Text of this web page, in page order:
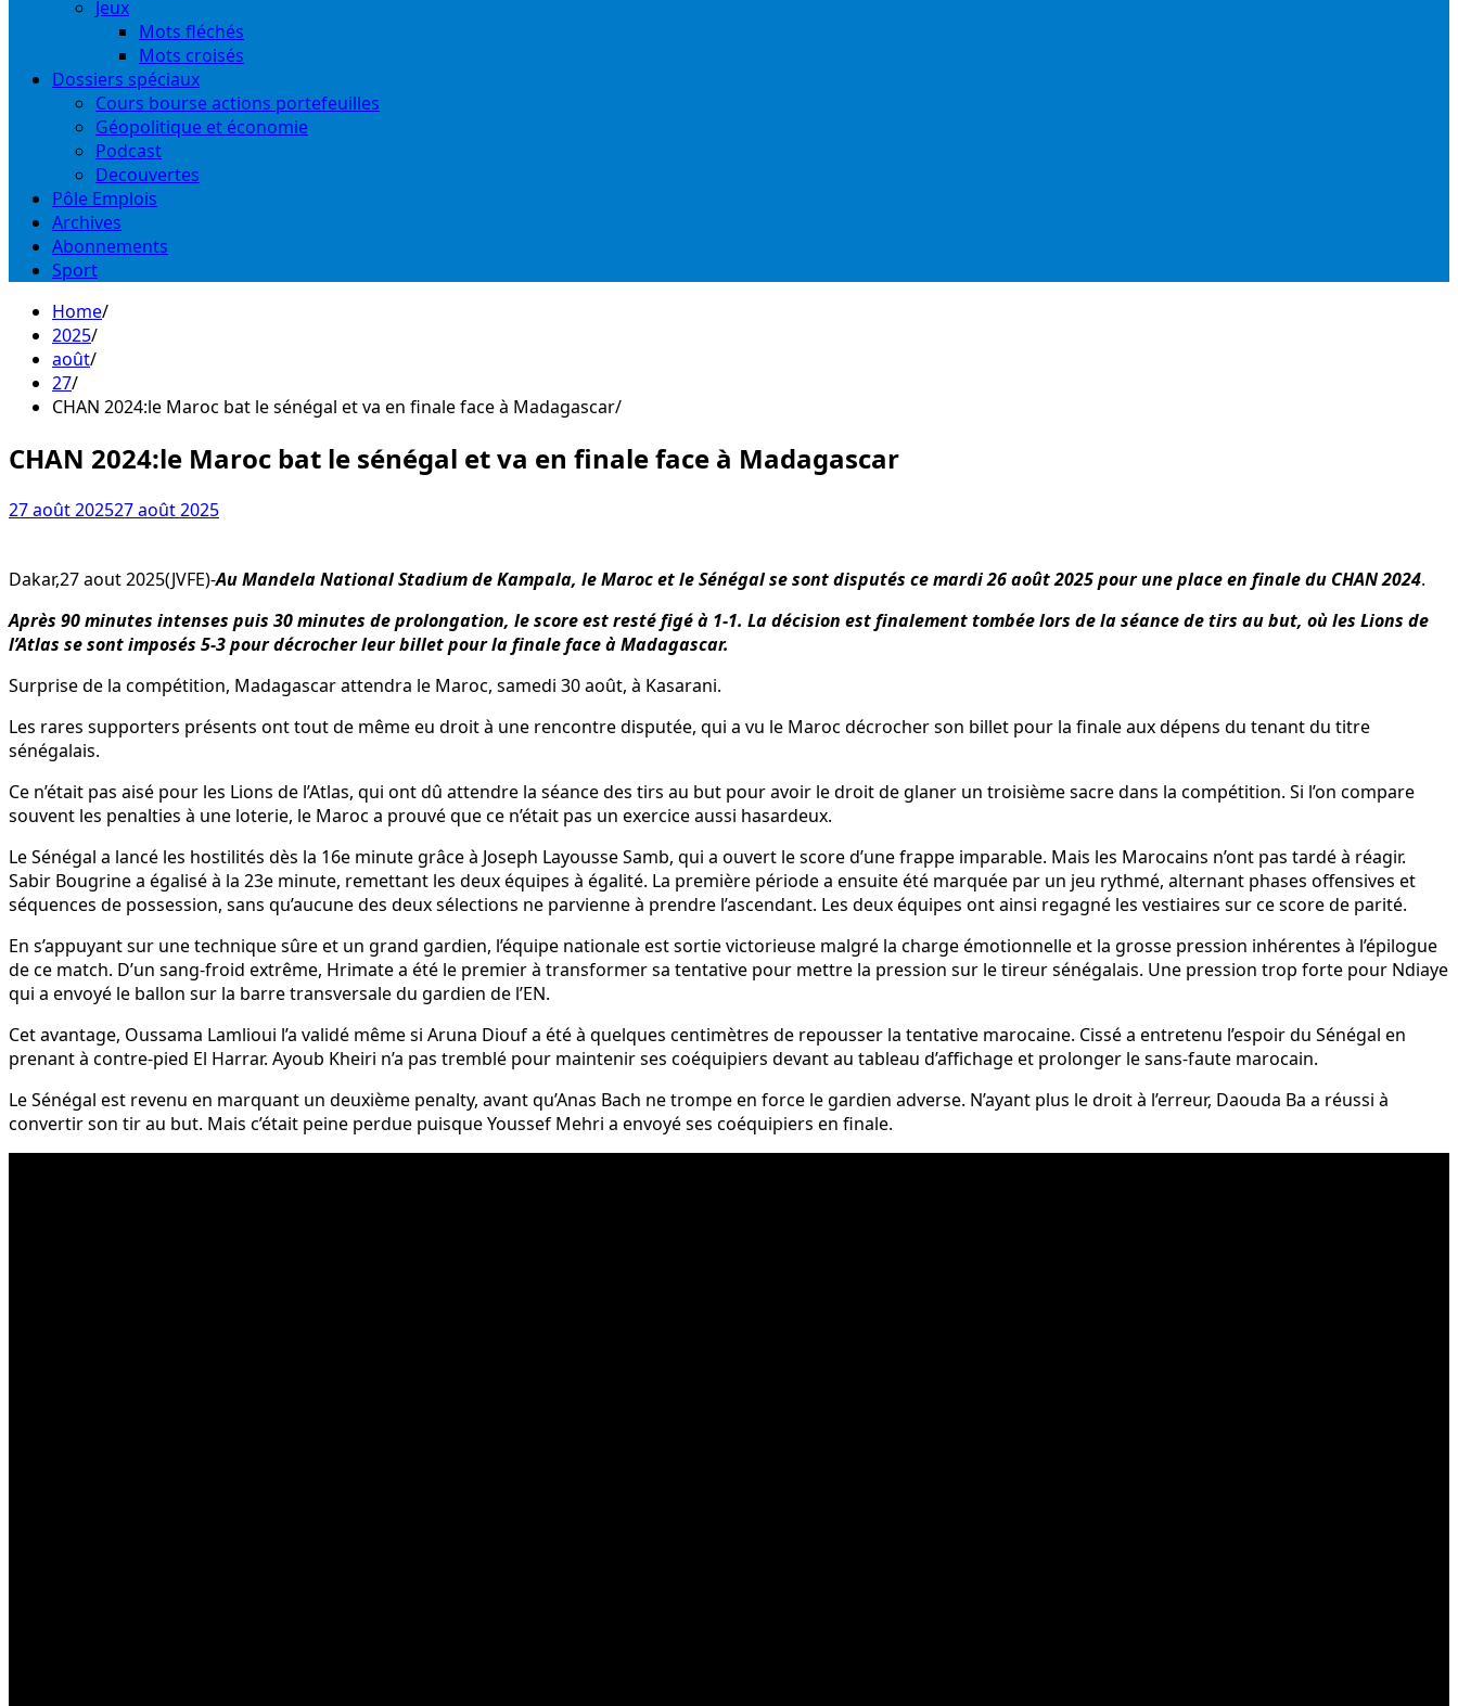
Jeux
Mots fléchés
Mots croisés
Dossiers spéciaux
Cours bourse actions portefeuilles
Géopolitique et économie
Podcast
Decouvertes
Pôle Emplois
Archives
Abonnements
Sport
Home
2025
août
27
CHAN 2024:le Maroc bat le sénégal et va en finale face à Madagascar
CHAN 2024:le Maroc bat le sénégal et va en finale face à Madagascar
27 août 202527 août 2025
Dakar,27 aout 2025(JVFE)-Au Mandela National Stadium de Kampala, le Maroc et le Sénégal se sont disputés ce mardi 26 août 2025 pour une place en finale du CHAN 2024.
Après 90 minutes intenses puis 30 minutes de prolongation, le score est resté figé à 1-1. La décision est finalement tombée lors de la séance de tirs au but, où les Lions de
l’Atlas se sont imposés 5-3 pour décrocher leur billet pour la finale face à Madagascar.
Surprise de la compétition, Madagascar attendra le Maroc, samedi 30 août, à Kasarani.
Les rares supporters présents ont tout de même eu droit à une rencontre disputée, qui a vu le Maroc décrocher son billet pour la finale aux dépens du tenant du titre
sénégalais.
Ce n’était pas aisé pour les Lions de l’Atlas, qui ont dû attendre la séance des tirs au but pour avoir le droit de glaner un troisième sacre dans la compétition. Si l’on compare
souvent les penalties à une loterie, le Maroc a prouvé que ce n’était pas un exercice aussi hasardeux.
Le Sénégal a lancé les hostilités dès la 16e minute grâce à Joseph Layousse Samb, qui a ouvert le score d’une frappe imparable. Mais les Marocains n’ont pas tardé à réagir.
Sabir Bougrine a égalisé à la 23e minute, remettant les deux équipes à égalité. La première période a ensuite été marquée par un jeu rythmé, alternant phases offensives et
séquences de possession, sans qu’aucune des deux sélections ne parvienne à prendre l’ascendant. Les deux équipes ont ainsi regagné les vestiaires sur ce score de parité.
En s’appuyant sur une technique sûre et un grand gardien, l’équipe nationale est sortie victorieuse malgré la charge émotionnelle et la grosse pression inhérentes à l’épilogue
de ce match. D’un sang-froid extrême, Hrimate a été le premier à transformer sa tentative pour mettre la pression sur le tireur sénégalais. Une pression trop forte pour Ndiaye
qui a envoyé le ballon sur la barre transversale du gardien de l’EN.
Cet avantage, Oussama Lamlioui l’a validé même si Aruna Diouf a été à quelques centimètres de repousser la tentative marocaine. Cissé a entretenu l’espoir du Sénégal en
prenant à contre-pied El Harrar. Ayoub Kheiri n’a pas tremblé pour maintenir ses coéquipiers devant au tableau d’affichage et prolonger le sans-faute marocain.
Le Sénégal est revenu en marquant un deuxième penalty, avant qu’Anas Bach ne trompe en force le gardien adverse. N’ayant plus le droit à l’erreur, Daouda Ba a réussi à
convertir son tir au but. Mais c’était peine perdue puisque Youssef Mehri a envoyé ses coéquipiers en finale.